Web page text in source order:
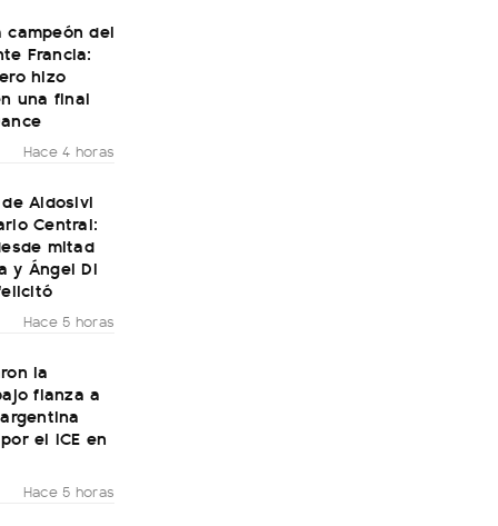
campeón del
Francia:
hizo
una final
Hace 4 horas
Aldosivi
Central:
mitad
y Ángel Di
Hace 5 horas
la
fianza a
el ICE en
Hace 5 horas